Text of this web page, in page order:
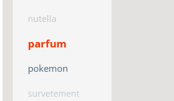
nutella
parfum
pokemon
survetement